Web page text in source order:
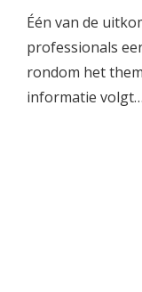
Één van de
professionals
rondom het
informatie volgt…